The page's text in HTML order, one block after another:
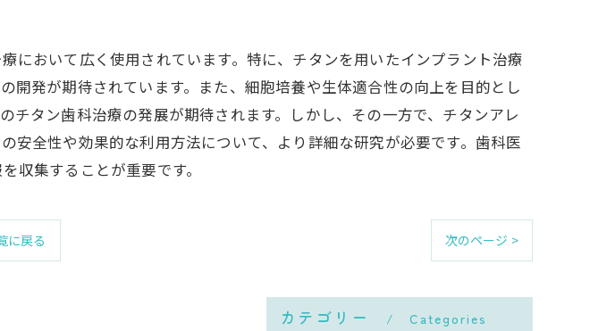
において広く使用されています。特に、チタンを用いたインプラント治療
開発が期待されています。また、細胞培養や生体適合性の向上を目的とし
タン歯科治療の発展が期待されます。しかし、その一方で、チタンアレ
安全性や効果的な利用方法について、より詳細な研究が必要です。歯科医
収集することが重要です。
に戻る 次のページ >
カテゴリー Categories